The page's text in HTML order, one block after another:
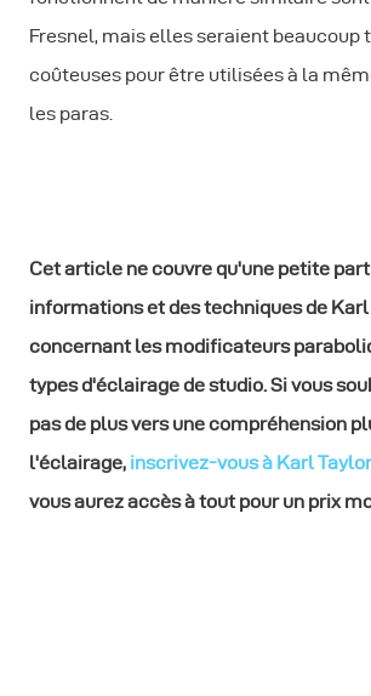
Fresnel, mais elles seraient beaucoup
coûteuses pour être utilisées à la
les paras.
Cet article ne couvre qu'une petite
informations et des techniques de Karl
concernant les modificateurs
types d'éclairage de studio. Si vous
pas de plus vers une compréhension
l'éclairage, inscrivez-vous à Karl
vous aurez accès à tout pour un prix